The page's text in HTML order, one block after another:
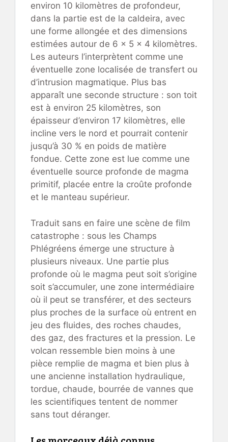
environ 10 kilomètres de profondeur,
dans la partie est de la caldeira, avec
une forme allongée et des dimensions
estimées autour de 6 × 5 × 4 kilomètres.
Les auteurs l’interprètent comme une
éventuelle zone localisée de transfert ou
d’intrusion magmatique. Plus bas
apparaît une seconde structure : son toit
est à environ 25 kilomètres, son
épaisseur d’environ 17 kilomètres, elle
incline vers le nord et pourrait contenir
jusqu’à 30 % en poids de matière
fondue. Cette zone est lue comme une
éventuelle source profonde de magma
primitif, placée entre la croûte profonde
et le manteau supérieur.
Traduit sans en faire une scène de film
catastrophe : sous les Champs
Phlégréens émerge une structure à
plusieurs niveaux. Une partie plus
profonde où le magma peut soit s’origine
soit s’accumuler, une zone intermédiaire
où il peut se transférer, et des secteurs
plus proches de la surface où entrent en
jeu des fluides, des roches chaudes,
des gaz, des fractures et la pression. Le
volcan ressemble bien moins à une
pièce remplie de magma et bien plus à
une ancienne installation hydraulique,
tordue, chaude, bourrée de vannes que
les scientifiques tentent de nommer
sans tout déranger.